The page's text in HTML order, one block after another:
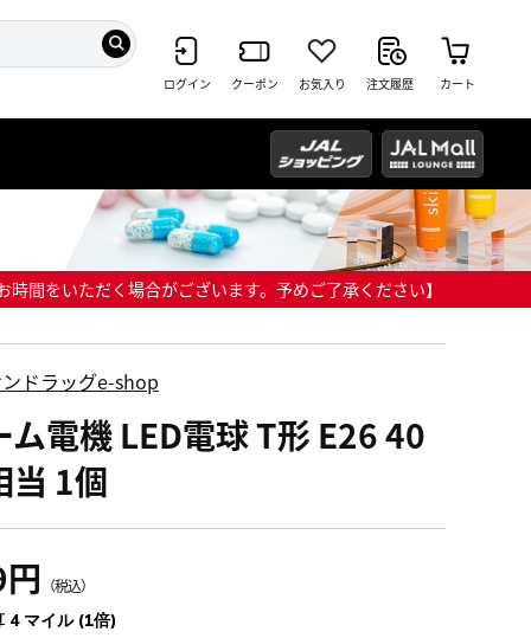
ログイン クーポン お気入り 注文履歴 カート
間をいただく場合がございます。予めご了承ください】
ドラッグe-shop
ム電機 LED電球 T形 E26 40
当 1個
（税込）
4 マイル (1倍)